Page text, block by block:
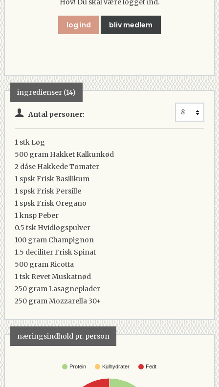
Hov! Du skal være logget ind.
log ind bliv medlem
ingredienser (14)
Antal personer:
1 stk Løg
500 gram Hakket Kalkunkød
2 dåse Hakkede Tomater
1 spskFrisk Basilikum
1 spskFrisk Persille
1 spskFrisk Oregano
1 knspPeber
0.5 tsk Hvidløgspulver
100 gram Champignon
1.5 deciliterFrisk Spinat
500 gram Ricotta
1 tsk Revet Muskatnød
250 gram Lasagneplader
250 gramMozzarella 30+
næringsindhold pr. person
Protein Kulhydrater Fedt